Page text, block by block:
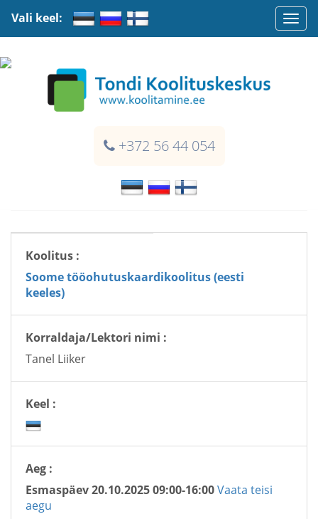
+372 56 44 054
Vali keel:
Koolitus :
Soome tööohutuskaardikoolitus (eesti
keeles)
Korraldaja/Lektori nimi :
Tanel Liiker
Keel :
Aeg :
Esmaspäev 20.10.2025 09:00-16:00Vaata teisi
aegu